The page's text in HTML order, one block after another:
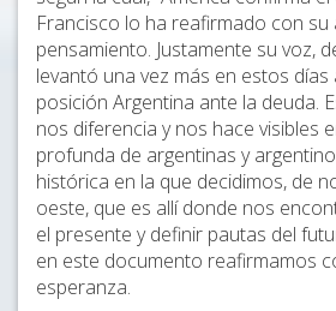
Francisco lo ha reafirmado con su
pensamiento. Justamente su voz,
levantó una vez más en estos días
posición Argentina ante la deuda.
nos diferencia y nos hace visibles
profunda de argentinas y
histórica en la que decidimos, de
oeste, que es allí donde nos
el presente y definir pautas del
en este documento reafirmamos
esperanza.